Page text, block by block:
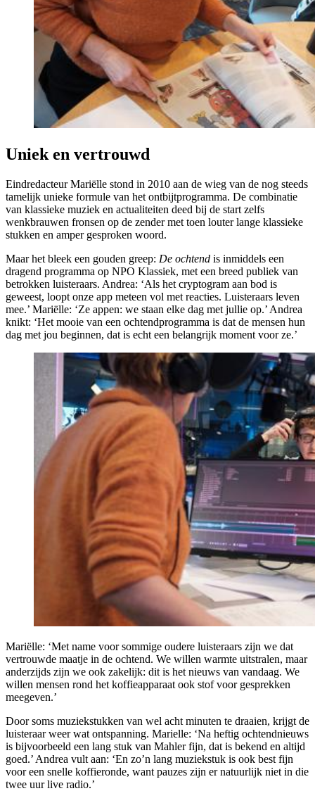
Uniek en vertrouwd
Eindredacteur Mariëlle stond in 2010 aan de wieg van de nog steeds
tamelijk unieke formule van het ontbijtprogramma. De combinatie
van klassieke muziek en actualiteiten deed bij de start zelfs
wenkbrauwen fronsen op de zender met toen louter lange klassieke
stukken en amper gesproken woord.
Maar het bleek een gouden greep: De ochtend is inmiddels een
dragend programma op NPO Klassiek, met een breed publiek van
betrokken luisteraars. Andrea: ‘Als het cryptogram aan bod is
geweest, loopt onze app meteen vol met reacties. Luisteraars leven
mee.’ Mariëlle: ‘Ze appen: we staan elke dag met jullie op.’ Andrea
knikt: ‘Het mooie van een ochtendprogramma is dat de mensen hun
dag met jou beginnen, dat is echt een belangrijk moment voor ze.’
Mariëlle: ‘Met name voor sommige oudere luisteraars zijn we dat
vertrouwde maatje in de ochtend. We willen warmte uitstralen, maar
anderzijds zijn we ook zakelijk: dit is het nieuws van vandaag. We
willen mensen rond het koffieapparaat ook stof voor gesprekken
meegeven.’
Door soms muziekstukken van wel acht minuten te draaien, krijgt de
luisteraar weer wat ontspanning. Marielle: ‘Na heftig ochtendnieuws
is bijvoorbeeld een lang stuk van Mahler fijn, dat is bekend en altijd
goed.’ Andrea vult aan: ‘En zo’n lang muziekstuk is ook best fijn
voor een snelle koffieronde, want pauzes zijn er natuurlijk niet in die
twee uur live radio.’